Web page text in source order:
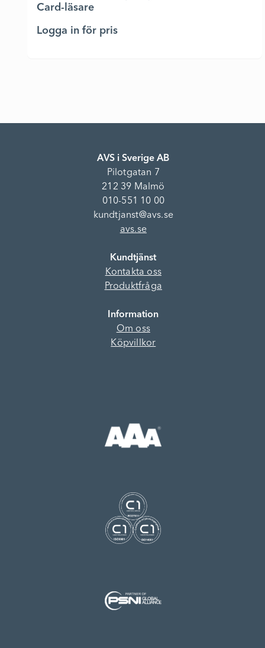
Card-läsare
Logga in för pris
AVS i Sverige AB
Pilotgatan 7
212 39 Malmö
010-551 10 00
kundtjanst@avs.se
avs.se
Kundtjänst
Kontakta oss
Produktfråga
Information
Om oss
Köpvillkor